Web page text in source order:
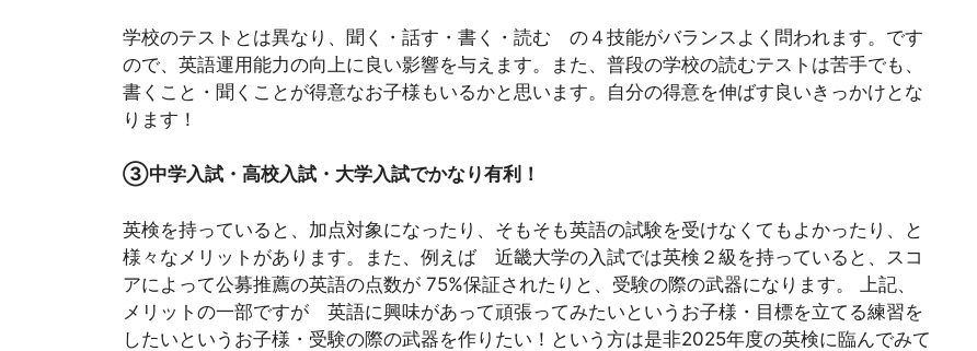
学校のテストとは異なり、聞く・話す・書く・読む の４技能がバランスよく問われます。です
ので、英語運用能力の向上に良い影響を与えます。また、普段の学校の読むテストは苦手でも、
書くこと・聞くことが得意なお子様もいるかと思います。自分の得意を伸ばす良いきっかけとな
ります！
③中学入試・高校入試・大学入試でかなり有利！
英検を持っていると、加点対象になったり、そもそも英語の試験を受けなくてもよかったり、と
様々なメリットがあります。また、例えば 近畿大学の入試では英検２級を持っていると、スコ
アによって公募推薦の英語の点数が 75%保証されたりと、受験の際の武器になります。 上記、
メリットの一部ですが 英語に興味があって頑張ってみたいというお子様・目標を立てる練習を
したいというお子様・受験の際の武器を作りたい！という方は是非2025年度の英検に臨んでみて